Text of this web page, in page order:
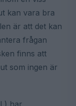
kan vara bra
är att det kan
frågan
finns att
som ingen är
har